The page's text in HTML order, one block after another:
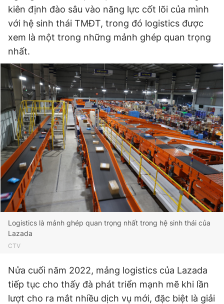
kiên định đào sâu vào năng lực cốt lõi của mình
với hệ sinh thái TMĐT, trong đó logistics được
xem là một trong những mảnh ghép quan trọng
nhất.
Logistics là mảnh ghép quan trọng nhất trong hệ sinh thái của
Lazada
CTV
Nửa cuối năm 2022, mảng logistics của Lazada
tiếp tục cho thấy đà phát triển mạnh mẽ khi lần
lượt cho ra mắt nhiều dịch vụ mới, đặc biệt là giải